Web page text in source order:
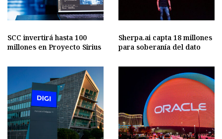
SCC invertirá hasta 100
millones en Proyecto Sirius
Sherpa.ai capta 18 millones
para soberanía del dato